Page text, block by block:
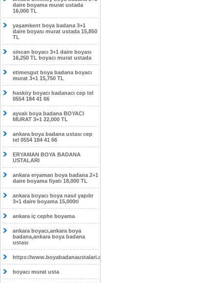
daire boyama murat ustada
16,000 TL
yaşamkent boya badana 3+1
daire boyası murat ustada 15,850
TL
sincan boyacı 3+1 daire boyası
16,250 TL boyacı murat ustada
etimesgut boya badana boyacı
murat 3+1 15,750 TL
hasköy boyacı badanacı cep tel
0554 184 41 66
ayvalı boya badana BOYACI
MURAT 3+1 22,000 TL
ankara boya badana ustası cep
tel 0554 184 41 66
ERYAMAN BOYA BADANA
USTALARI
ankara eryaman boya badana 2+1
daire boyama fiyatı 18,000 TL
ankara boyacı boya nasıl yapılır
3+1 daire boyama 15,000tl
ankara iç cephe boyama
ankara boyacı,ankara boya
badana,ankara boya badana
ustası
https://www.boyabadanaustalari.com/
boyacı murat usta